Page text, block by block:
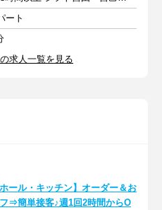
ート
求人一覧を見る
ホール・キッチン】オーダー＆お
⇒簡単接客♪週1回2時間からO